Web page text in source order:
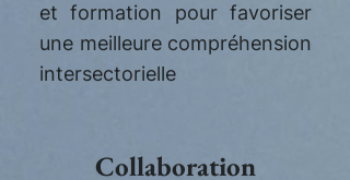
et formation pour favoriser
une meilleure compréhension
intersectorielle
Collaboration